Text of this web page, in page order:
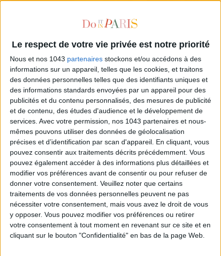
Le respect de votre vie privée est notre priorité
Nous et nos 1043 partenaires stockons et/ou accédons à des
informations sur un appareil, telles que les cookies, et traitons
des données personnelles telles que des identifiants uniques et
des informations standards envoyées par un appareil pour des
publicités et du contenu personnalisés, des mesures de publicité
et de contenu, des études d'audience et le développement de
services. Avec votre permission, nos 1043 partenaires et nous-
mêmes pouvons utiliser des données de géolocalisation
précises et d’identification par scan d'appareil. En cliquant, vous
pouvez consentir aux traitements décrits précédemment. Vous
pouvez également accéder à des informations plus détaillées et
modifier vos préférences avant de consentir ou pour refuser de
donner votre consentement. Veuillez noter que certains
traitements de vos données personnelles peuvent ne pas
nécessiter votre consentement, mais vous avez le droit de vous
y opposer. Vous pouvez modifier vos préférences ou retirer
votre consentement à tout moment en revenant sur ce site et en
cliquant sur le bouton "Confidentialité" en bas de la page Web.
THE BEST HOTELS FOR A SPA AND GASTRONOMY WEEKEND
THE MOST STYLISH LUGGAGE FOR TRAVELING IN STYLE